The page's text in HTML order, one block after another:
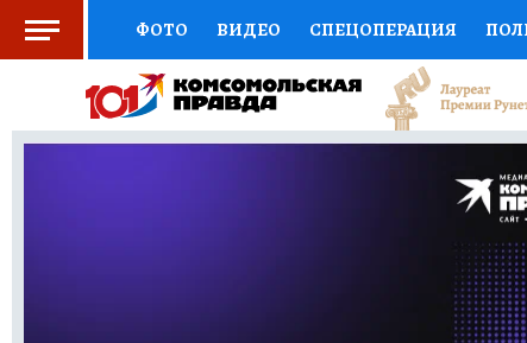
ФОТО ВИДЕО СПЕЦОПЕРАЦИЯ
СОЦПОДДЕРЖКА НАУКА СПОРТ
ВЫБОР ЭКСПЕРТОВ ДОКТОР
ПРОГНОЗЫ НА СПОРТ
НОВОЕ